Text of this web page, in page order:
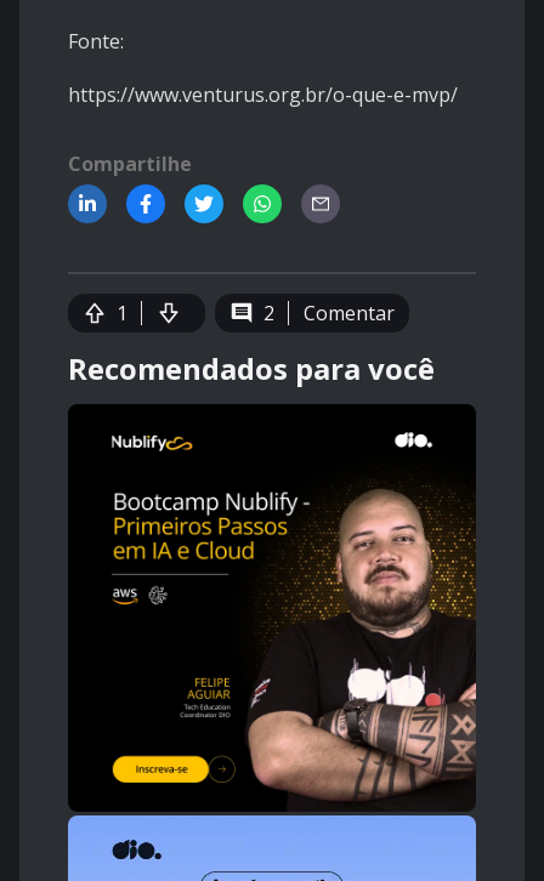
Fonte:
https://www.venturus.org.br/o-que-e-mvp/
Compartilhe
1 2 Comentar
Recomendados para você